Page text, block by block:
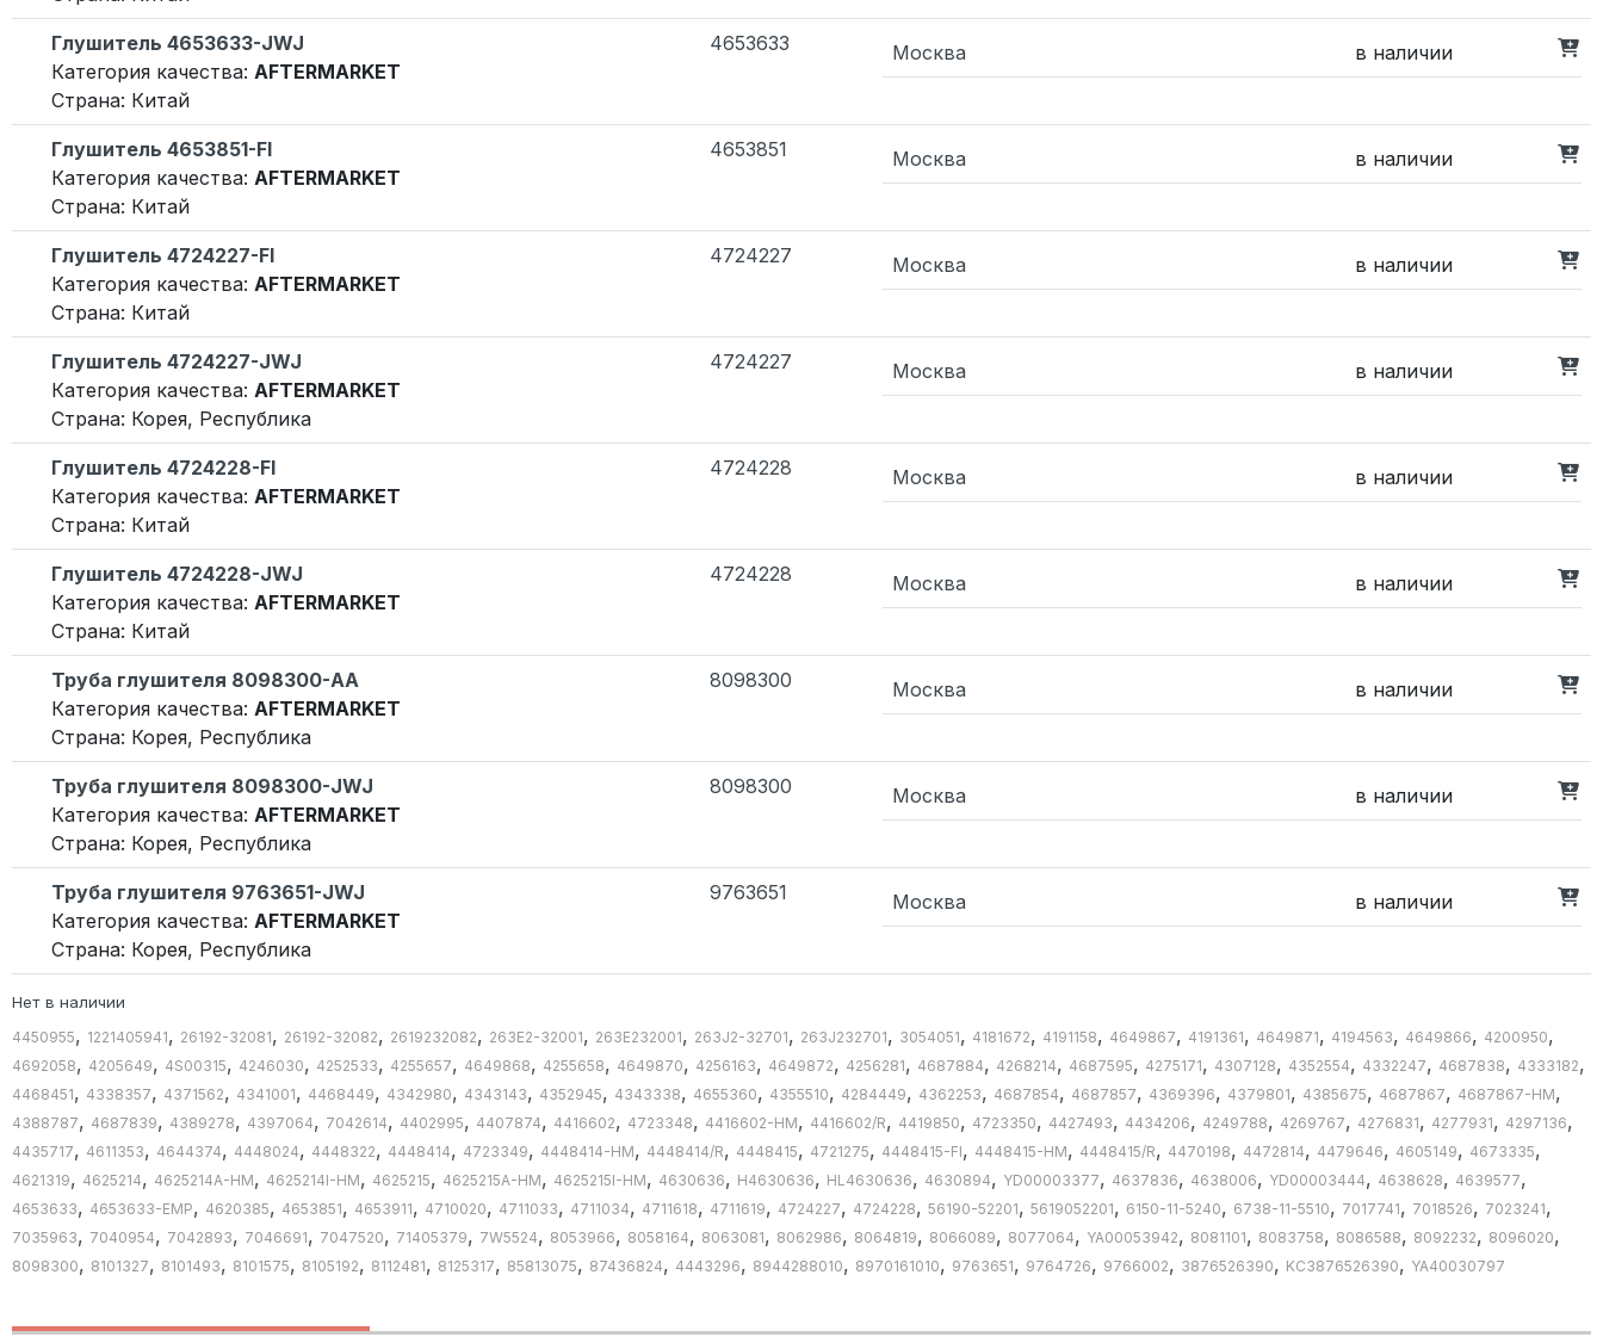
Глушитель 4653633-JWJ
Категория качества: AFTERMARKET
Страна: Китай
4653633 Москва в наличии
Глушитель 4653851-FI
Категория качества: AFTERMARKET
Страна: Китай
4653851 Москва в наличии
Глушитель 4724227-FI
Категория качества: AFTERMARKET
Страна: Китай
4724227 Москва в наличии
Глушитель 4724227-JWJ
Категория качества: AFTERMARKET
Страна: Корея, Республика
4724227 Москва в наличии
Глушитель 4724228-FI
Категория качества: AFTERMARKET
Страна: Китай
4724228 Москва в наличии
Глушитель 4724228-JWJ
Категория качества: AFTERMARKET
Страна: Китай
4724228 Москва в наличии
Труба глушителя 8098300-AA
Категория качества: AFTERMARKET
Страна: Корея, Республика
8098300 Москва в наличии
Труба глушителя 8098300-JWJ
Категория качества: AFTERMARKET
Страна: Корея, Республика
8098300 Москва в наличии
Труба глушителя 9763651-JWJ
Категория качества: AFTERMARKET
Страна: Корея, Республика
9763651 Москва в наличии
Нет в наличии
4450955, 1221405941, 26192-32081, 26192-32082, 2619232082, 263E2-32001, 263E232001, 263J2-32701, 263J232701, 3054051, 4181672, 4191158, 4649867, 4191361, 4649871, 4194563, 4649866, 4200950,
4692058, 4205649, 4S00315, 4246030, 4252533, 4255657, 4649868, 4255658, 4649870, 4256163, 4649872, 4256281, 4687884, 4268214, 4687595, 4275171, 4307128, 4352554, 4332247, 4687838, 4333182,
4468451, 4338357, 4371562, 4341001, 4468449, 4342980, 4343143, 4352945, 4343338, 4655360, 4355510, 4284449, 4362253, 4687854, 4687857, 4369396, 4379801, 4385675, 4687867, 4687867-HM,
4388787, 4687839, 4389278, 4397064, 7042614, 4402995, 4407874, 4416602, 4723348, 4416602-HM, 4416602/R, 4419850, 4723350, 4427493, 4434206, 4249788, 4269767, 4276831, 4277931, 4297136,
4435717, 4611353, 4644374, 4448024, 4448322, 4448414, 4723349, 4448414-HM, 4448414/R, 4448415, 4721275, 4448415-FI, 4448415-HM, 4448415/R, 4470198, 4472814, 4479646, 4605149, 4673335,
4621319, 4625214, 4625214A-HM, 4625214I-HM, 4625215, 4625215A-HM, 4625215I-HM, 4630636, H4630636, HL4630636, 4630894, YD00003377, 4637836, 4638006, YD00003444, 4638628, 4639577,
4653633, 4653633-EMP, 4620385, 4653851, 4653911, 4710020, 4711033, 4711034, 4711618, 4711619, 4724227, 4724228, 56190-52201, 5619052201, 6150-11-5240, 6738-11-5510, 7017741, 7018526, 7023241,
7035963, 7040954, 7042893, 7046691, 7047520, 71405379, 7W5524, 8053966, 8058164, 8063081, 8062986, 8064819, 8066089, 8077064, YA00053942, 8081101, 8083758, 8086588, 8092232, 8096020,
8098300, 8101327, 8101493, 8101575, 8105192, 8112481, 8125317, 85813075, 87436824, 4443296, 8944288010, 8970161010, 9763651, 9764726, 9766002, 3876526390, KC3876526390, YA40030797